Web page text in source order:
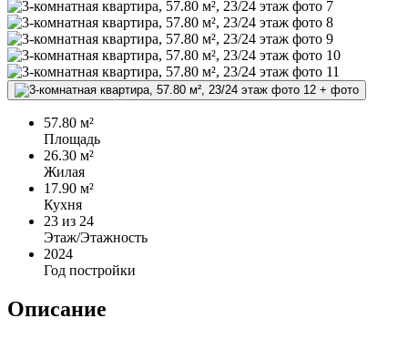
+ фото
57.80 м²
Площадь
26.30 м²
Жилая
17.90 м²
Кухня
23 из 24
Этаж/Этажность
2024
Год постройки
Описание